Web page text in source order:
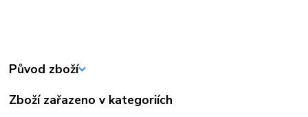
Původ zboží
Zboží zařazeno v kategoriích